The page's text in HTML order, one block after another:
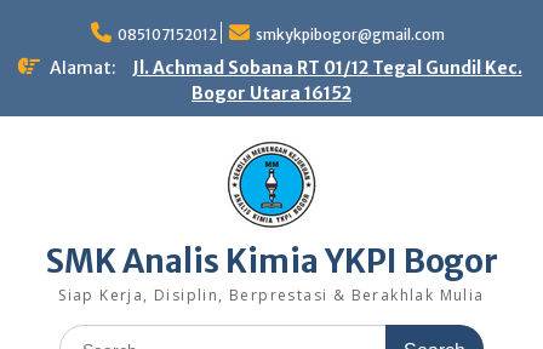
content
085107152012 smkykpibogor@gmail.com
Alamat:
Jl. Achmad Sobana RT 01/12 Tegal Gundil Kec.
Bogor Utara 16152
SMK Analis Kimia YKPI Bogor
Siap Kerja, Disiplin, Berprestasi & Berakhlak Mulia
Search